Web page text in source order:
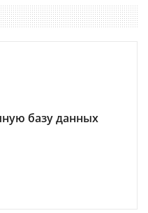
базу данных